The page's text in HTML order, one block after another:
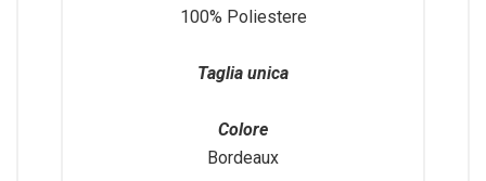
100% Poliestere
Taglia unica
Colore
Bordeaux